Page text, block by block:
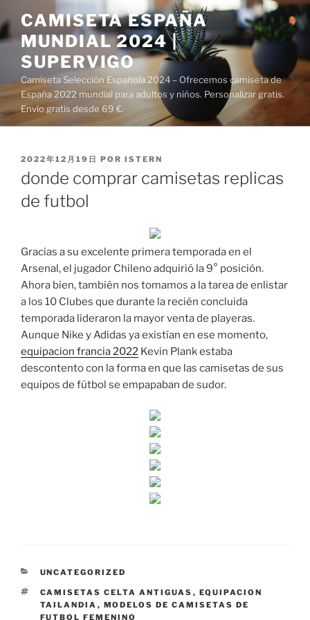
al
contenido
CAMISETA ESPAÑA
MUNDIAL 2024 |
SUPERVIGO
Camiseta Selección Española 2024 – Ofrecemos camiseta de
España 2022 mundial para adultos y niños. Personalizar gratis.
Envío gratis desde 69 €.
PUBLICADO
EL
2022年12月19日 POR ISTERN
donde comprar camisetas replicas
de futbol
Gracias a su excelente primera temporada en el
Arsenal, el jugador Chileno adquirió la 9° posición.
Ahora bien, también nos tomamos a la tarea de enlistar
a los 10 Clubes que durante la recién concluida
temporada lideraron la mayor venta de playeras.
Aunque Nike y Adidas ya existían en ese momento,
equipacion francia 2022 Kevin Plank estaba
descontento con la forma en que las camisetas de sus
equipos de fútbol se empapaban de sudor.
CATEGORÍAS
UNCATEGORIZED
ETIQUETAS
CAMISETAS CELTA ANTIGUAS , EQUIPACION
TAILANDIA , MODELOS DE CAMISETAS DE
FUTBOL FEMENINO